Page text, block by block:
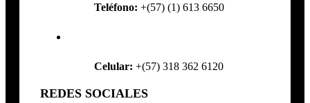
Teléfono: +(57) (1) 613 6650
Celular: +(57) 318 362 6120
REDES SOCIALES